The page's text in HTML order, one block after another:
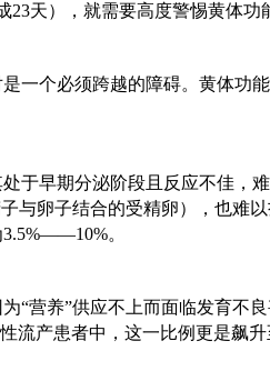
天），就需要高度警惕黄体功
一个必须跨越的障碍。黄体功
于早期分泌阶段且反应不佳，
与卵子结合的受精卵），也难
。
“营养”供应不上而面临发育不
流产患者中，这一比例更是飙